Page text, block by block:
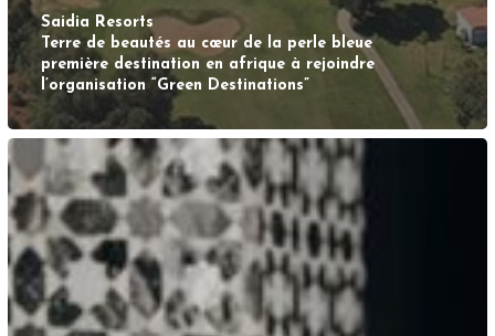
Saidia Resorts
Terre de beautés au cœur de la perle bleue
première destination en afrique à rejoindre
l’organisation “Green Destinations”